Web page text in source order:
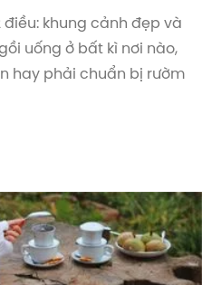
khung cảnh đẹp và
uống ở bất kì nơi nào,
hay phải chuẩn bị rườm